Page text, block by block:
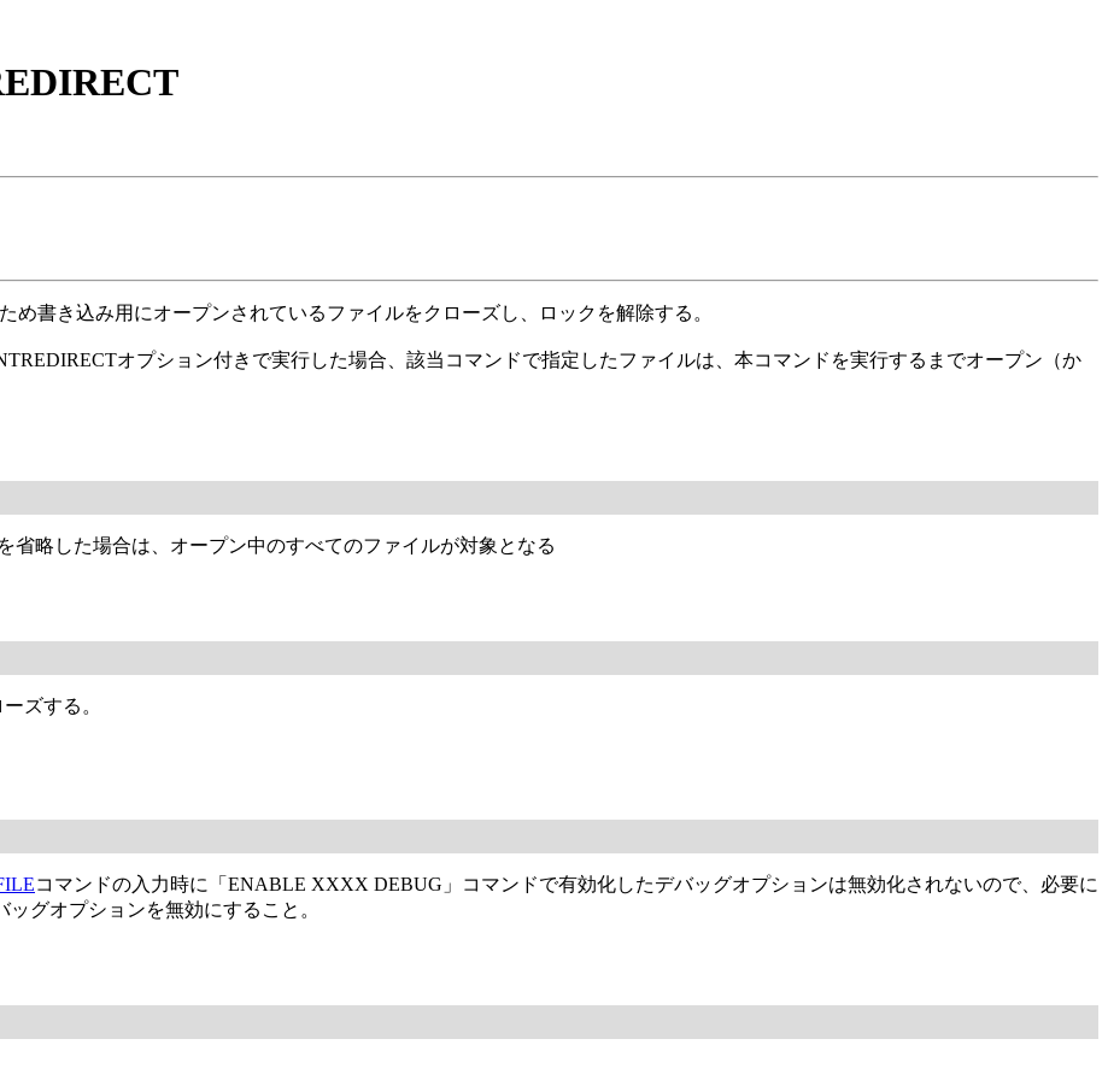
書き込み用にオープンされているファイルをクローズし、ロックを解除する。
オプション付きで実行した場合、該当コマンドで指定したファイルは、本コマンドを実行するまでオープン（か
省略した場合は、オープン中のすべてのファイルが対象となる
ズする。
コマンドの入力時に「ENABLE XXXX DEBUG」コマンドで有効化したデバッグオプションは無効化されないので、必要に
グオプションを無効にすること。